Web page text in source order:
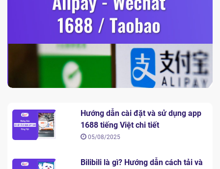
Hướng dẫn cài đặt và sử dụng app
1688 tiếng Việt chi tiết
05/08/2025
Bilibili là gì? Hướng dẫn cách tải và